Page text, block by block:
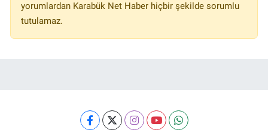
yorumlardan Karabük Net Haber hiçbir şekilde sorumlu
tutulamaz.